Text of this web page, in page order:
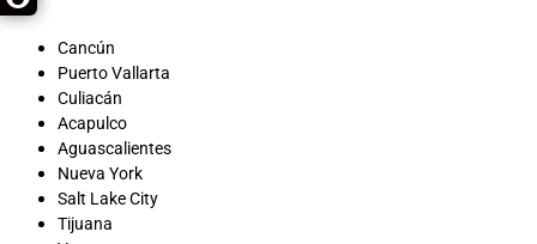
Cancún
Puerto Vallarta
Culiacán
Acapulco
Aguascalientes
Nueva York
Salt Lake City
Tijuana